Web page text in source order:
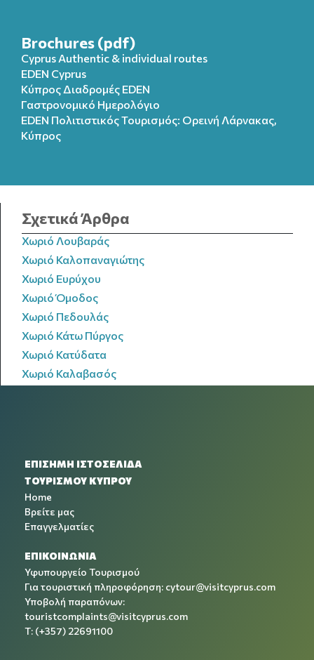
Brochures (pdf)
Cyprus Authentic & individual routes
EDEN Cyprus
Κύπρος Διαδρομές EDEN
Γαστρονομικό Ημερολόγιο
EDEN Πολιτιστικός Τουρισμός: Ορεινή Λάρνακας,
Κύπρος
Σχετικά Άρθρα
Χωριό Λουβαράς
Χωριό Καλοπαναγιώτης
Χωριό Ευρύχου
Χωριό Όμοδος
Χωριό Πεδουλάς
Χωριό Κάτω Πύργος
Χωριό Κατύδατα
Χωριό Καλαβασός
ΕΠΙΣΗΜΗ ΙΣΤΟΣΕΛΙΔΑ
ΤΟΥΡΙΣΜΟΥ ΚΥΠΡΟΥ
Home
Βρείτε μας
Επαγγελματίες
ΕΠΙΚΟΙΝΩΝΙΑ
Υφυπουργείο Τουρισμού
Για τουριστική πληροφόρηση: cytour@visitcyprus.com
Υποβολή παραπόνων:
touristcomplaints@visitcyprus.com
T: (+357) 22691100